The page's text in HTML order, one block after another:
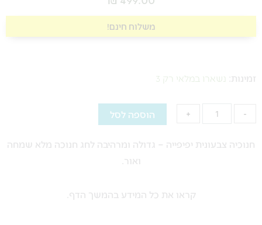
משלוח חינם!
זמינות: נשארו במלאי רק 3
-
חנוכיה
יפיפייה
גדולה
+ הוספה לסל
חנוכיה צבעונית יפיפייה – גדולה ומרהיבה לחג חנוכה מלא שמחה
ואור.
קראו את כל המידע בהמשך הדף.